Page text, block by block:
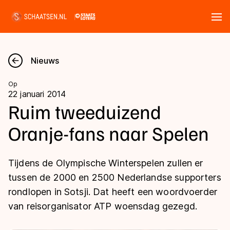
Nieuws
Kalender
Disciplines
Langebaan
Shorttrack
Inlineskaten
Uitslagen
Langebaan
Shorttrack
Tijden & historie
Nieuws
Op
22 januari 2014
Ruim tweeduizend
Oranje-fans naar Spelen
Tijdens de Olympische Winterspelen zullen er
tussen de 2000 en 2500 Nederlandse supporters
rondlopen in Sotsji. Dat heeft een woordvoerder
van reisorganisator ATP woensdag gezegd.